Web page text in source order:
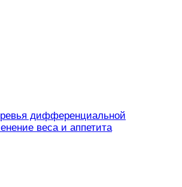
дифференциальной
веса и аппетита